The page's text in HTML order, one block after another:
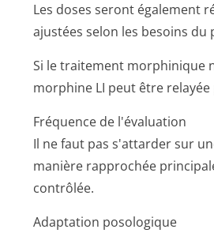
Les doses seront également
ajustées selon les besoins du
Si le traitement morphinique
morphine LI peut être
Fréquence de l'évaluation
Il ne faut pas s'attarder sur
manière rapprochée
contrôlée.
Adaptation posologique